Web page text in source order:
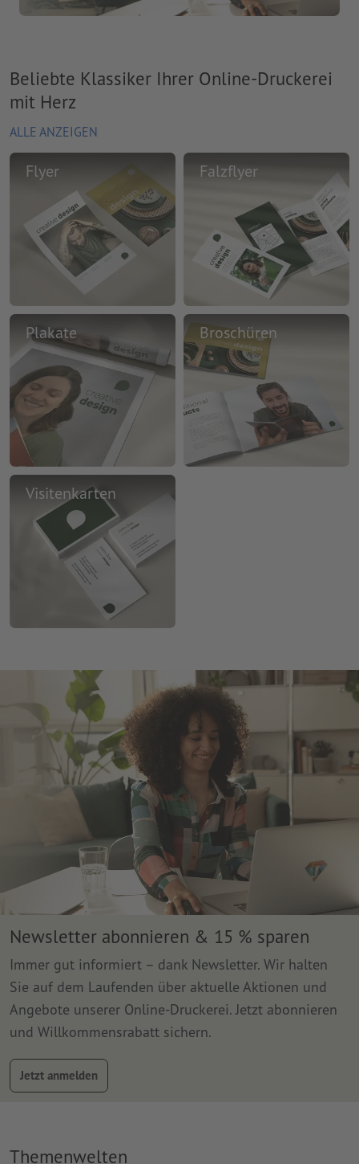
Beliebte Klassiker Ihrer Online-Druckerei
mit Herz
ALLE ANZEIGEN
Flyer Falzflyer
Plakate Broschüren
Visitenkarten
Newsletter abonnieren & 15 % sparen
Immer gut informiert – dank Newsletter. Wir halten
Sie auf dem Laufenden über aktuelle Aktionen und
Angebote unserer Online-Druckerei. Jetzt abonnieren
und Willkommensrabatt sichern.
Jetzt anmelden
Themenwelten